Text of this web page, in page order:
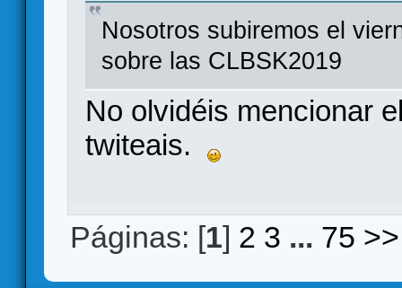
Nosotros subiremos el
sobre las CLBSK2019
No olvidéis mencionar
twiteais.
Páginas: [1] 2 3 ... 75 >>